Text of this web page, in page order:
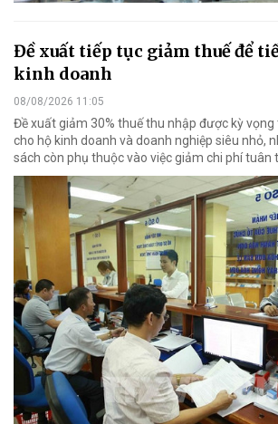
Đề xuất tiếp tục giảm thuế để
kinh doanh
08/08/2026 11:05
Đề xuất giảm 30% thuế thu nhập được kỳ
cho hộ kinh doanh và doanh nghiệp siêu nhỏ,
sách còn phụ thuộc vào việc giảm chi phí tuân